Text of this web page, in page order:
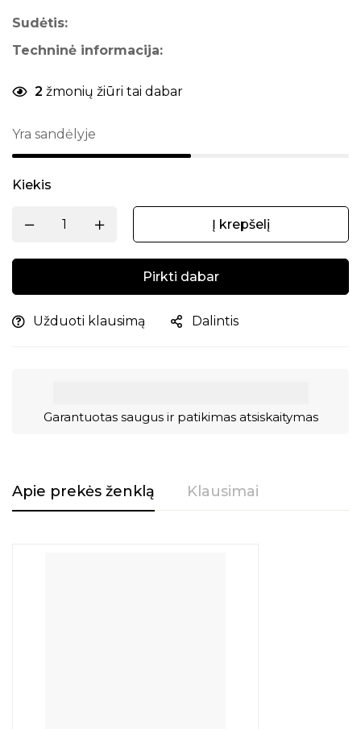
Sudėtis:
Techninė informacija:
2 žmonių žiūri tai dabar
Yra sandėlyje
Kiekis
Į krepšelį
Pirkti dabar
Užduoti klausimą Dalintis
Garantuotas saugus ir patikimas atsiskaitymas
Apie prekės ženklą Klausimai